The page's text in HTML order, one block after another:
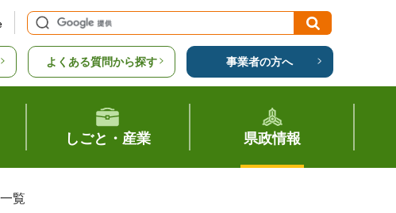
よくある質問から探す 事業者の方へ
しごと・産業 県政情報
覧